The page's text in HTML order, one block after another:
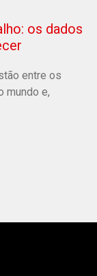
os dados
entre os
mundo e,